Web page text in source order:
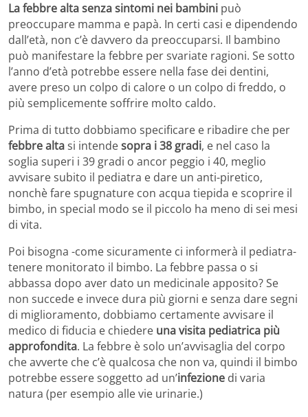
La febbre alta senza sintomi nei bambini può
preoccupare mamma e papà. In certi casi e dipendendo
dall’età, non c’è davvero da preoccuparsi. Il bambino
può manifestare la febbre per svariate ragioni. Se sotto
l’anno d’età potrebbe essere nella fase dei dentini,
avere preso un colpo di calore o un colpo di freddo, o
più semplicemente soffrire molto caldo.
Prima di tutto dobbiamo specificare e ribadire che per
febbre altasi intendesopra i 38 gradi, e nel caso la
soglia superi i 39 gradi o ancor peggio i 40, meglio
avvisare subito il pediatra e dare un anti-piretico,
nonchè fare spugnature con acqua tiepida e scoprire il
bimbo, in special modo se il piccolo ha meno di sei mesi
di vita.
Poi bisogna -come sicuramente ci informerà il pediatra-
tenere monitorato il bimbo. La febbre passa o si
abbassa dopo aver dato un medicinale apposito? Se
non succede e invece dura più giorni e senza dare segni
di miglioramento, dobbiamo certamente avvisare il
medico di fiducia e chiedere una visita pediatrica più
approfondita. La febbre è solo un’avvisaglia del corpo
che avverte che c’è qualcosa che non va, quindi il bimbo
potrebbe essere soggetto ad un’infezione di varia
natura (per esempio alle vie urinarie.)